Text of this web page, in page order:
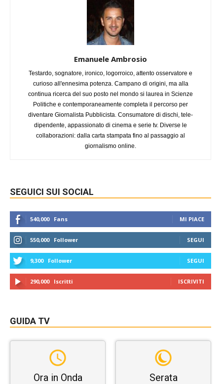
Emanuele Ambrosio
Testardo, sognatore, ironico, logorroico, attento osservatore e
curioso all'ennesima potenza. Campano di origini, ma alla
continua ricerca del suo posto nel mondo si laurea in Scienze
Politiche e contemporaneamente completa il percorso per
diventare Giornalista Pubblicista. Consumatore di dischi, tele-
dipendente, appassionato di cinema e serie tv. Diverse le
collaborazioni: dalla carta stampata fino al passaggio al
giornalismo online.
SEGUICI SUI SOCIAL
540,000 Fans MI PIACE
550,000 Follower SEGUI
9,300 Follower SEGUI
290,000 Iscritti ISCRIVITI
GUIDA TV
Ora in Onda Serata